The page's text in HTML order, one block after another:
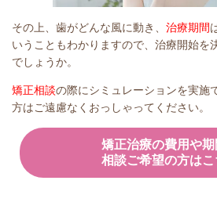
その上、歯がどんな風に動き、 治療期間
いうこともわかりますので、治療開始を
でしょうか。
矯正相談の際にシミュレーションを実施
方はご遠慮なくおっしゃってください。
矯正治療の費用や期
相談ご希望の方はこ